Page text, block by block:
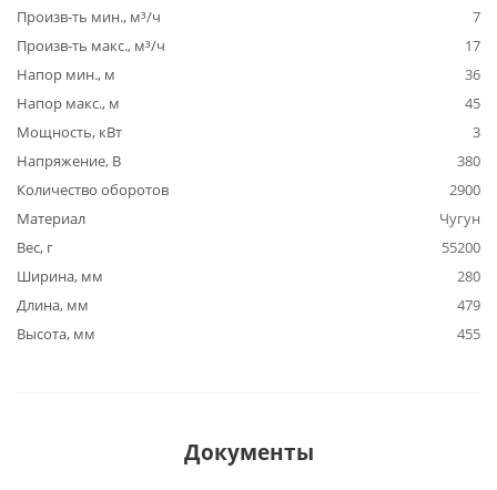
Произв-ть мин., м³/ч
7
Произв-ть макс., м³/ч
17
Напор мин., м
36
Напор макс., м
45
Мощность, кВт
3
Напряжение, В
380
Количество оборотов
2900
Материал
Чугун
Вес, г
55200
Ширина, мм
280
Длина, мм
479
Высота, мм
455
Документы